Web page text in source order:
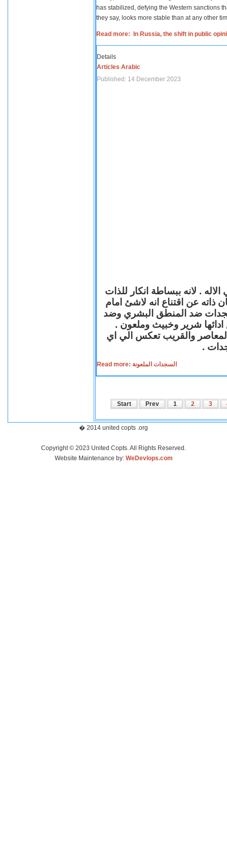
has stabilized, defying the Western sanctions
they say, looks more stable than at any other
Read more: In Russia, the shift in public
Details
Articles Arabic
Published: 14 December 2023
. لانه ببساطة انكار للذات
ذاته عن اقتناع انه لاشئ امام
ضد المنطق البشري وضد
ادائها شرير وخبيث وملعون .
المعاصر والقريب تعكس الي اي
.
Read more: السجدات الملعونة
Start Prev 1 2 3
� 2014 united copts .org
Copyright © 2023 United Copts. All Rights Reserved.
Website Maintenance by: WeDevlops.com